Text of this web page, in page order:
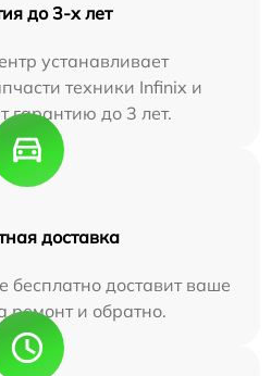
до 3-х лет
устанавливает
техники Infinix и
гарантию до 3 лет.
доставка
доставит ваше
ремонт и обратно.